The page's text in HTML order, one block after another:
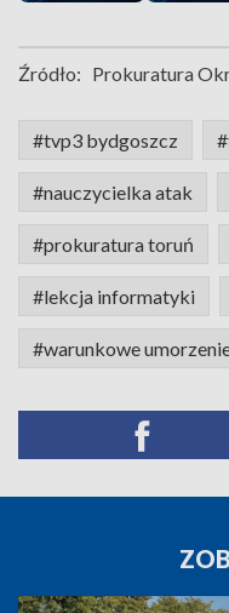
Źródło: Prokuratura
#tvp3 bydgoszcz
#nauczycielka atak
#prokuratura toruń
#lekcja informatyki
#warunkowe